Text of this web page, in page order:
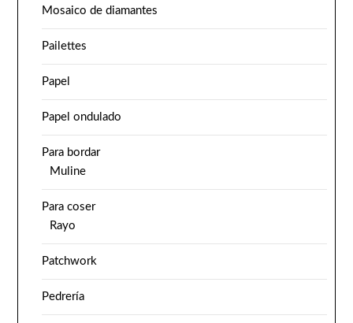
Mosaico de diamantes
Pailettes
Papel
Papel ondulado
Para bordar
Muline
Para coser
Rayo
Patchwork
Pedrería